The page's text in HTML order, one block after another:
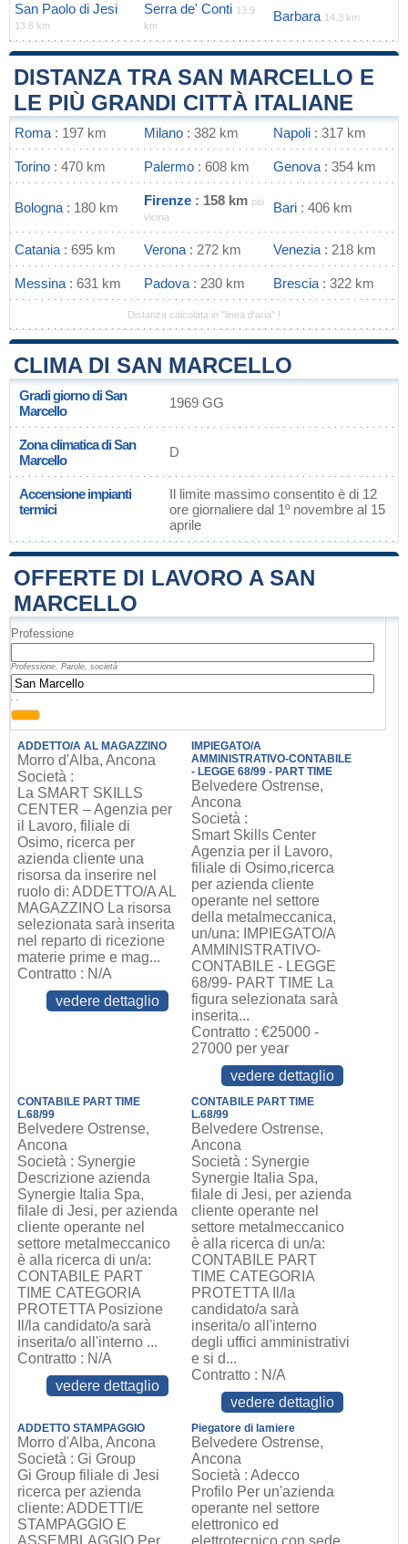
San Paolo di Jesi
13.6 km
Serra de' Conti 13.9
km
Barbara 14.3 km
DISTANZA TRA SAN MARCELLO E
LE PIÙ GRANDI CITTÀ ITALIANE
Roma : 197 km Milano : 382 km Napoli : 317 km
Torino : 470 km Palermo : 608 km Genova : 354 km
Bologna : 180 km Firenze : 158 km più
vicina
Bari : 406 km
Catania : 695 km Verona : 272 km Venezia : 218 km
Messina : 631 km Padova : 230 km Brescia : 322 km
Distanza calcolata in "linea d'aria" !
CLIMA DI SAN MARCELLO
Gradi giorno di San
Marcello
1969 GG
Zona climatica di San
Marcello
D
Accensione impianti
termici
Il limite massimo consentito è di 12
ore giornaliere dal 1º novembre al 15
aprile
OFFERTE DI LAVORO A SAN
MARCELLO
Professione
Professione, Parole, società
, ,
ADDETTO/A AL MAGAZZINO
Morro d'Alba, Ancona
Società :
La SMART SKILLS
CENTER – Agenzia per
il Lavoro, filiale di
Osimo, ricerca per
azienda cliente una
risorsa da inserire nel
ruolo di: ADDETTO/A AL
MAGAZZINO La risorsa
selezionata sarà inserita
nel reparto di ricezione
materie prime e mag...
Contratto : N/A
vedere dettaglio
IMPIEGATO/A
AMMINISTRATIVO-CONTABILE
- LEGGE 68/99 - PART TIME
Belvedere Ostrense,
Ancona
Società :
Smart Skills Center
Agenzia per il Lavoro,
filiale di Osimo,ricerca
per azienda cliente
operante nel settore
della metalmeccanica,
un/una: IMPIEGATO/A
AMMINISTRATIVO-
CONTABILE - LEGGE
68/99- PART TIME La
figura selezionata sarà
inserita...
Contratto : €25000 -
27000 per year
vedere dettaglio
CONTABILE PART TIME
L.68/99
Belvedere Ostrense,
Ancona
Società : Synergie
Descrizione azienda
Synergie Italia Spa,
filale di Jesi, per azienda
cliente operante nel
settore metalmeccanico
è alla ricerca di un/a:
CONTABILE PART
TIME CATEGORIA
PROTETTA Posizione
Il/la candidato/a sarà
inserita/o all'interno ...
Contratto : N/A
vedere dettaglio
CONTABILE PART TIME
L.68/99
Belvedere Ostrense,
Ancona
Società : Synergie
Synergie Italia Spa,
filale di Jesi, per azienda
cliente operante nel
settore metalmeccanico
è alla ricerca di un/a:
CONTABILE PART
TIME CATEGORIA
PROTETTA Il/la
candidato/a sarà
inserita/o all'interno
degli uffici amministrativi
e si d...
Contratto : N/A
vedere dettaglio
ADDETTO STAMPAGGIO
Morro d'Alba, Ancona
Società : Gi Group
Gi Group filiale di Jesi
ricerca per azienda
cliente: ADDETTI/E
STAMPAGGIO E
ASSEMBLAGGIO Per
Piegatore di lamiere
Belvedere Ostrense,
Ancona
Società : Adecco
Profilo Per un'azienda
operante nel settore
elettronico ed
elettrotecnico con sede